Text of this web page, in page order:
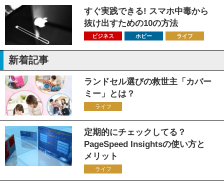
すぐ実践できる! スマホ中毒から
抜け出すための10の方法
ビジネス ホビー ライフ
新着記事
ランドセル選びの救世主「カバー
ミー」とは？
ライフ
定期的にチェックしてる？
PageSpeed Insightsの使い方と
メリット
ライフ